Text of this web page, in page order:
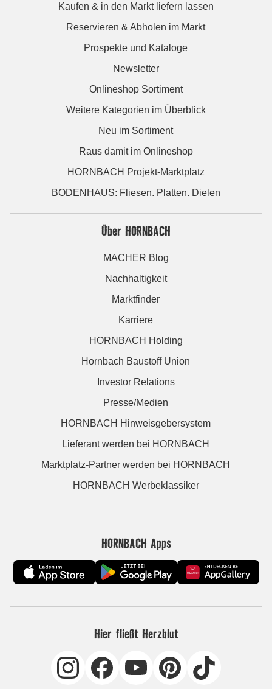
Kaufen & in den Markt liefern lassen
Reservieren & Abholen im Markt
Prospekte und Kataloge
Newsletter
Onlineshop Sortiment
Weitere Kategorien im Überblick
Neu im Sortiment
Raus damit im Onlineshop
HORNBACH Projekt-Marktplatz
BODENHAUS: Fliesen. Platten. Dielen
Über HORNBACH
MACHER Blog
Nachhaltigkeit
Marktfinder
Karriere
HORNBACH Holding
Hornbach Baustoff Union
Investor Relations
Presse/Medien
HORNBACH Hinweisgebersystem
Lieferant werden bei HORNBACH
Marktplatz-Partner werden bei HORNBACH
HORNBACH Werbeklassiker
HORNBACH Apps
Hier fließt Herzblut